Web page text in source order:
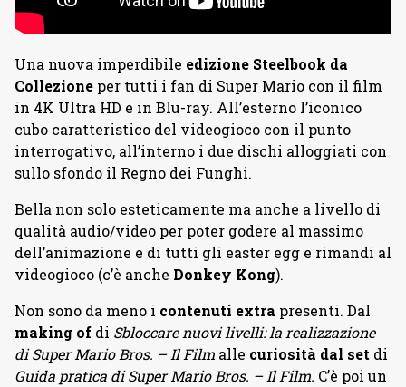
Una nuova imperdibile edizione Steelbook da
Collezione per tutti i fan di Super Mario con il film
in 4K Ultra HD e in Blu-ray. All’esterno l’iconico
cubo caratteristico del videogioco con il punto
interrogativo, all’interno i due dischi alloggiati con
sullo sfondo il Regno dei Funghi.
Bella non solo esteticamente ma anche a livello di
qualità audio/video per poter godere al massimo
dell’animazione e di tutti gli easter egg e rimandi al
videogioco (c’è anche Donkey Kong).
Non sono da meno i contenuti extra presenti. Dal
making of di Sbloccare nuovi livelli: la realizzazione
di Super Mario Bros. – Il Film alle curiosità dal set di
Guida pratica di Super Mario Bros. – Il Film. C’è poi un